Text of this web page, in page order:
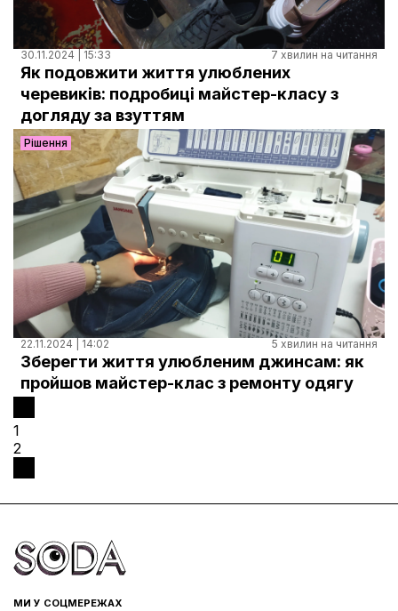
30.11.2024 | 15:33 7 хвилин на читання
Як подовжити життя улюблених
черевиків: подробиці майстер-класу з
догляду за взуттям
Рішення
22.11.2024 | 14:02 5 хвилин на читання
Зберегти життя улюбленим джинсам: як
пройшов майстер-клас з ремонту одягу
1
2
МИ У СОЦМЕРЕЖАХ